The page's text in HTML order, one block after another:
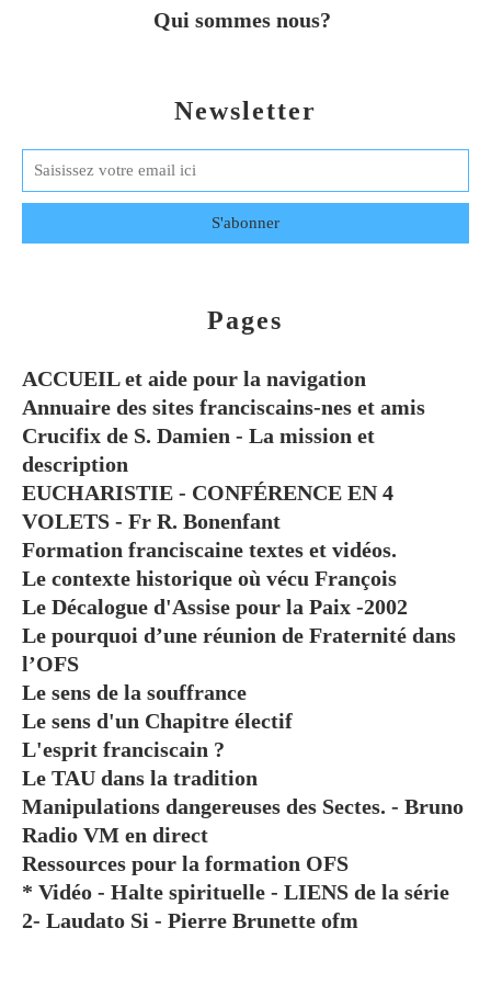
Newsletter
Pages
ACCUEIL et aide pour la navigation
Annuaire des sites franciscains-nes et amis
Crucifix de S. Damien - La mission et
description
EUCHARISTIE - CONFÉRENCE EN 4
VOLETS - Fr R. Bonenfant
Formation franciscaine textes et vidéos.
Le contexte historique où vécu François
Le Décalogue d'Assise pour la Paix -2002
Le pourquoi d’une réunion de Fraternité dans
l’OFS
Le sens de la souffrance
Le sens d'un Chapitre électif
L'esprit franciscain ?
Le TAU dans la tradition
Manipulations dangereuses des Sectes. - Bruno
Radio VM en direct
Ressources pour la formation OFS
* Vidéo - Halte spirituelle - LIENS de la série
2- Laudato Si - Pierre Brunette ofm
Qui sommes nous?